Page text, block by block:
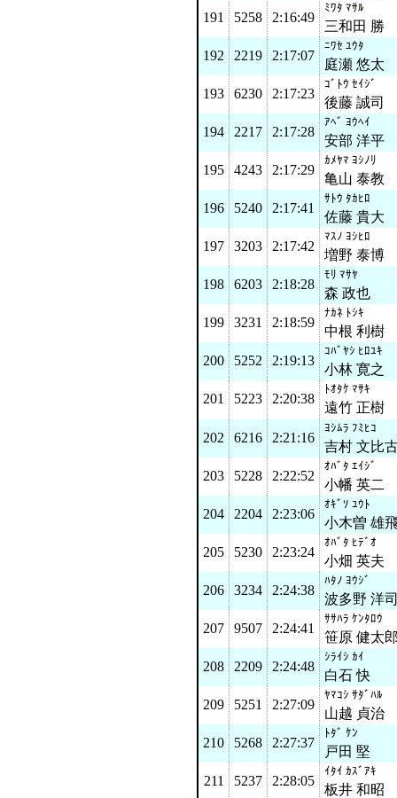
191
5258 2:16:49
ﾐﾜﾀ ﾏｻﾙ
三和田 勝
192
2219 2:17:07
ﾆﾜｾ ﾕｳﾀ
庭瀬 悠太
193
6230 2:17:23
ｺﾞﾄｳ ｾｲｼﾞ
後藤 誠司
194
2217 2:17:28
ｱﾍﾞ ﾖｳﾍｲ
安部 洋平
195
4243 2:17:29
ｶﾒﾔﾏ ﾖｼﾉﾘ
亀山 泰教
196
5240 2:17:41
ｻﾄｳ ﾀｶﾋﾛ
佐藤 貴大
197
3203 2:17:42
ﾏｽﾉ ﾖｼﾋﾛ
増野 泰博
198
6203 2:18:28
ﾓﾘ ﾏｻﾔ
森 政也
199
3231 2:18:59
ﾅｶﾈ ﾄｼｷ
中根 利樹
200
5252 2:19:13
ｺﾊﾞﾔｼ ﾋﾛﾕｷ
小林 寛之
201
5223 2:20:38
ﾄｵﾀｹ ﾏｻｷ
遠竹 正樹
202
6216 2:21:16
ﾖｼﾑﾗ ﾌﾐﾋｺ
吉村 文比
203
5228 2:22:52
ｵﾊﾞﾀ ｴｲｼﾞ
小幡 英二
204
2204 2:23:06
ｵｷﾞｿ ﾕｳﾄ
小木曽 雄
205
5230 2:23:24
ｵﾊﾞﾀ ﾋﾃﾞｵ
小畑 英夫
206
3234 2:24:38
ﾊﾀﾉ ﾖｳｼﾞ
波多野 洋
207
9507 2:24:41
ｻｻﾊﾗ ｹﾝﾀﾛｳ
笹原 健太
208
2209 2:24:48
ｼﾗｲｼ ｶｲ
白石 快
209
5251 2:27:09
ﾔﾏｺｼ ｻﾀﾞﾊﾙ
山越 貞治
210
5268 2:27:37
ﾄﾀﾞ ｹﾝ
戸田 堅
211
5237 2:28:05
ｲﾀｲ ｶｽﾞｱｷ
板井 和昭